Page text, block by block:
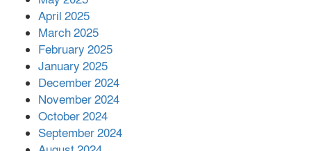
সহায়তা দিলেন সাচিং প্রু জেরী
April 2025
March 2025
February 2025
January 2025
December 2024
November 2024
October 2024
September 2024